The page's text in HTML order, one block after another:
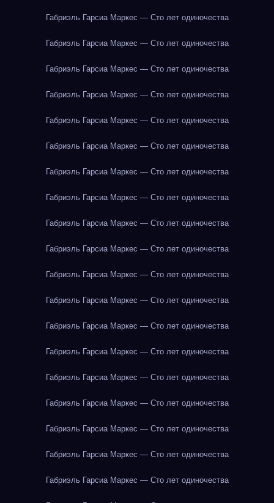
Габриэль Гарсиа Маркес — Сто лет одиночества
Габриэль Гарсиа Маркес — Сто лет одиночества
Габриэль Гарсиа Маркес — Сто лет одиночества
Габриэль Гарсиа Маркес — Сто лет одиночества
Габриэль Гарсиа Маркес — Сто лет одиночества
Габриэль Гарсиа Маркес — Сто лет одиночества
Габриэль Гарсиа Маркес — Сто лет одиночества
Габриэль Гарсиа Маркес — Сто лет одиночества
Габриэль Гарсиа Маркес — Сто лет одиночества
Габриэль Гарсиа Маркес — Сто лет одиночества
Габриэль Гарсиа Маркес — Сто лет одиночества
Габриэль Гарсиа Маркес — Сто лет одиночества
Габриэль Гарсиа Маркес — Сто лет одиночества
Габриэль Гарсиа Маркес — Сто лет одиночества
Габриэль Гарсиа Маркес — Сто лет одиночества
Габриэль Гарсиа Маркес — Сто лет одиночества
Габриэль Гарсиа Маркес — Сто лет одиночества
Габриэль Гарсиа Маркес — Сто лет одиночества
Габриэль Гарсиа Маркес — Сто лет одиночества